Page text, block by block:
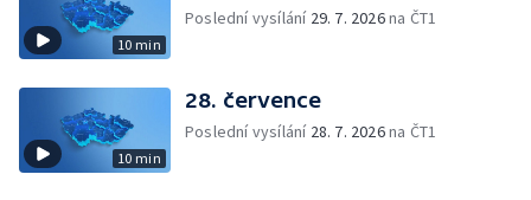
10 min
Poslední vysílání 29. 7. 2026na ČT1
10 min
28. července
Poslední vysílání 28. 7. 2026na ČT1